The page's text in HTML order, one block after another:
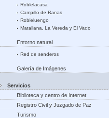
Roblelacasa
Campillo de Ranas
Robleluengo
Matallana, La Vereda y El Vado
Entorno natural
Red de senderos
Galería de Imágenes
Servicios
Biblioteca y centro de Internet
Registro Civil y Juzgado de Paz
Turismo